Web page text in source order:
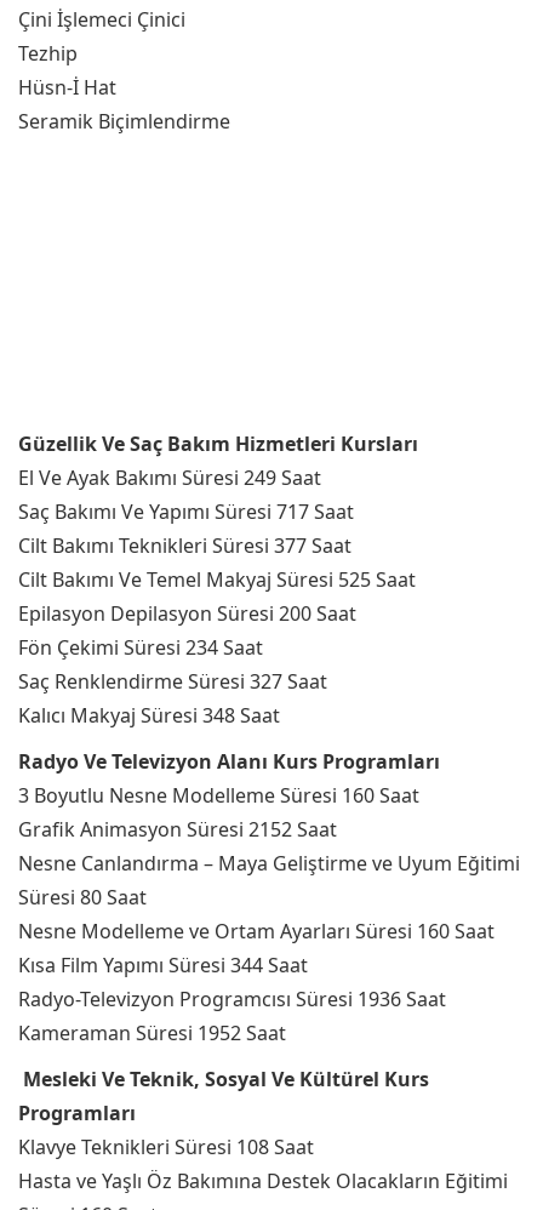
Çini İşlemeci Çinici
Tezhip
Hüsn-İ Hat
Seramik Biçimlendirme
Güzellik Ve Saç Bakım Hizmetleri Kursları
El Ve Ayak Bakımı Süresi 249 Saat
Saç Bakımı Ve Yapımı Süresi 717 Saat
Cilt Bakımı Teknikleri Süresi 377 Saat
Cilt Bakımı Ve Temel Makyaj Süresi 525 Saat
Epilasyon Depilasyon Süresi 200 Saat
Fön Çekimi Süresi 234 Saat
Saç Renklendirme Süresi 327 Saat
Kalıcı Makyaj Süresi 348 Saat
Radyo Ve Televizyon Alanı Kurs Programları
3 Boyutlu Nesne Modelleme Süresi 160 Saat
Grafik Animasyon Süresi 2152 Saat
Nesne Canlandırma – Maya Geliştirme ve Uyum Eğitimi
Süresi 80 Saat
Nesne Modelleme ve Ortam Ayarları Süresi 160 Saat
Kısa Film Yapımı Süresi 344 Saat
Radyo-Televizyon Programcısı Süresi 1936 Saat
Kameraman Süresi 1952 Saat
Mesleki Ve Teknik, Sosyal Ve Kültürel Kurs
Programları
Klavye Teknikleri Süresi 108 Saat
Hasta ve Yaşlı Öz Bakımına Destek Olacakların Eğitimi